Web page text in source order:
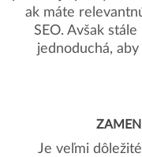
ak máte
SEO. Avšak
jednoduchá,
Je veľmi